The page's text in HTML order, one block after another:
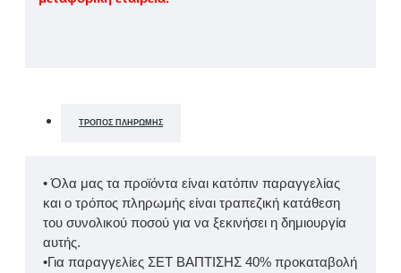
ΤΡΌΠΟΣ ΠΛΗΡΩΜΉΣ
• Όλα μας τα προϊόντα είναι κατόπιν παραγγελίας
και ο τρόπος πληρωμής είναι τραπεζική κατάθεση
του συνολικού ποσού για να ξεκινήσει η δημιουργία
αυτής.
•Για παραγγελίες ΣΕΤ ΒΑΠΤΙΣΗΣ 40% προκαταβολή